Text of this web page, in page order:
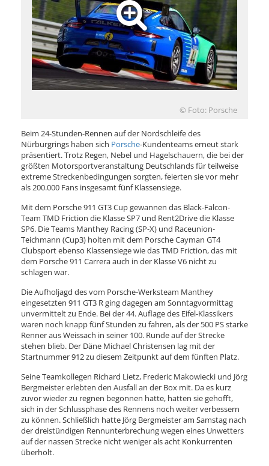
© Foto: Porsche
Beim 24-Stunden-Rennen auf der Nordschleife des
Nürburgrings haben sich Porsche-Kundenteams erneut stark
präsentiert. Trotz Regen, Nebel und Hagelschauern, die bei der
größten Motorsportveranstaltung Deutschlands für teilweise
extreme Streckenbedingungen sorgten, feierten sie vor mehr
als 200.000 Fans insgesamt fünf Klassensiege.
Mit dem Porsche 911 GT3 Cup gewannen das Black-Falcon-
Team TMD Friction die Klasse SP7 und Rent2Drive die Klasse
SP6. Die Teams Manthey Racing (SP-X) und Raceunion-
Teichmann (Cup3) holten mit dem Porsche Cayman GT4
Clubsport ebenso Klassensiege wie das TMD Friction, das mit
dem Porsche 911 Carrera auch in der Klasse V6 nicht zu
schlagen war.
Die Aufholjagd des vom Porsche-Werksteam Manthey
eingesetzten 911 GT3 R ging dagegen am Sonntagvormittag
unvermittelt zu Ende. Bei der 44. Auflage des Eifel-Klassikers
waren noch knapp fünf Stunden zu fahren, als der 500 PS starke
Renner aus Weissach in seiner 100. Runde auf der Strecke
stehen blieb. Der Däne Michael Christensen lag mit der
Startnummer 912 zu diesem Zeitpunkt auf dem fünften Platz.
Seine Teamkollegen Richard Lietz, Frederic Makowiecki und Jörg
Bergmeister erlebten den Ausfall an der Box mit. Da es kurz
zuvor wieder zu regnen begonnen hatte, hatten sie gehofft,
sich in der Schlussphase des Rennens noch weiter verbessern
zu können. Schließlich hatte Jörg Bergmeister am Samstag nach
der dreistündigen Rennunterbrechung wegen eines Unwetters
auf der nassen Strecke nicht weniger als acht Konkurrenten
überholt.